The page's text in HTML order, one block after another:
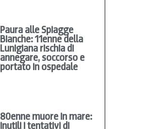
Paura alle Spiagge
Bianche: 11enne della
Lunigiana rischia di
annegare, soccorso e
portato in ospedale
80enne muore in mare:
inutili i tentativi di